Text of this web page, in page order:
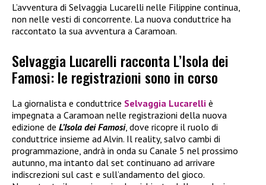
L’avventura di Selvaggia Lucarelli nelle Filippine continua,
non nelle vesti di concorrente. La nuova conduttrice ha
raccontato la sua avventura a Caramoan.
Selvaggia Lucarelli racconta L’Isola dei
Famosi: le registrazioni sono in corso
La giornalista e conduttrice Selvaggia Lucarelli è
impegnata a Caramoan nelle registrazioni della nuova
edizione de L’Isola dei Famosi, dove ricopre il ruolo di
conduttrice insieme ad Alvin. Il reality, salvo cambi di
programmazione, andrà in onda su Canale 5 nel prossimo
autunno, ma intanto dal set continuano ad arrivare
indiscrezioni sul cast e sull’andamento del gioco.